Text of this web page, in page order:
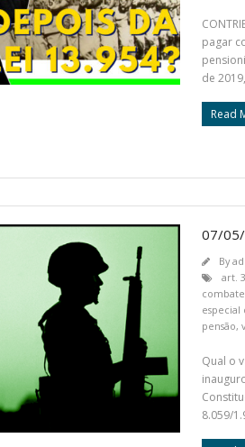
pagar
de
Read
07/05/
By
art.
pensão,
Qual o
8.059/